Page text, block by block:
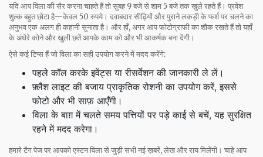
यदि आप विला की सैर करना चाहते हैं तो सुबह 9 बजे से शाम 5 बजे तक खुले रहते हैं। प्रवेश
शुल्क बहुत छोटा है—केवल 50 रुपये। दवाबदार सीढ़ियों और पुराने लकड़ी के फर्श पर चलने का
अनुभव एक अलग ही कहानी सुनाता है। और हाँ, अगर आप फोटोग्राफी का शौक रखते हैं तो यहाँ
के अंधेरे कोने और खुली छतें आपके काम को और भी आकर्षक बना देंगी।
ऐसे कई टिप्स हैं जो विला का सही उपयोग करने में मदद करेंगे:
पहले कॉल करके इवेंट्स या रीसर्वेशन की जानकारी ले लें।
फ़्लैश लाइट की बजाय प्राकृतिक रोशनी का उपयोग करें, इससे
फोटो और भी साफ़ आएँगी।
विला के बाग़ में चलते समय पत्तियों पर पड़े काई से बचें, यह सुरक्षित
रहने में मदद करेगा।
हमारे टैग पेज पर आपको एस्टन विला से जुड़ी सभी नई ख़बरें, लेख और राय मिलेंगी। चाहे आप